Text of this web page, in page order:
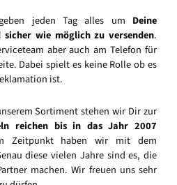
jeden Tag alles um Deine
sicher wie möglich zu versenden.
aber auch am Telefon für
Dabei spielt es keine Rolle ob es
ist.
Sortiment stehen wir Dir zur
reichen bis in das Jahr 2007
Zeitpunkt haben wir mit dem
diese vielen Jahre sind es, die
machen. Wir freuen uns sehr